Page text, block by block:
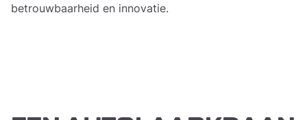
betrouwbaarheid en innovatie.